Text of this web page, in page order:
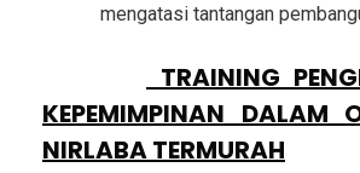
mengatasi tantangan
TRAINING
KEPEMIMPINAN DALAM
NIRLABA TERMURAH